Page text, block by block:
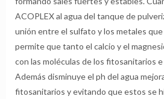
ACOPLEX al agua del tanque de
unión entre el sulfato y los metales
permite que tanto el calcio y el
con las moléculas de los fitosanitarios
Además disminuye el ph del agua
fitosanitarios y evitando que estos se